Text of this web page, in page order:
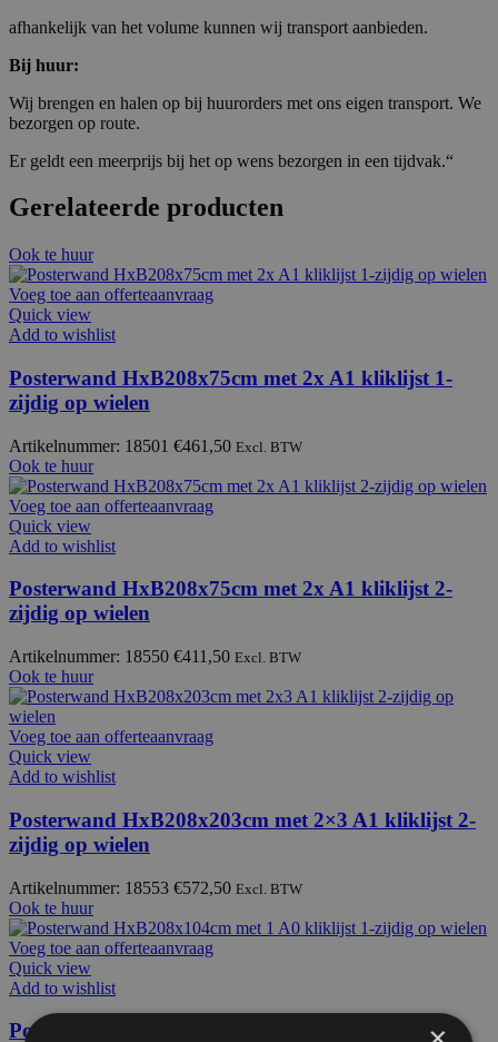
afhankelijk van het volume kunnen wij transport aanbieden.
Bij huur:
Wij brengen en halen op bij huurorders met ons eigen transport. We
bezorgen op route.
Er geldt een meerprijs bij het op wens bezorgen in een tijdvak.“
Gerelateerde producten
Ook te huur
Voeg toe aan offerteaanvraag
Quick view
Add to wishlist
Posterwand HxB208x75cm met 2x A1 kliklijst 1-
zijdig op wielen
Artikelnummer: 18501 €461,50 Excl. BTW
Ook te huur
Voeg toe aan offerteaanvraag
Quick view
Add to wishlist
Posterwand HxB208x75cm met 2x A1 kliklijst 2-
zijdig op wielen
Artikelnummer: 18550 €411,50 Excl. BTW
Ook te huur
Voeg toe aan offerteaanvraag
Quick view
Add to wishlist
Posterwand HxB208x203cm met 2×3 A1 kliklijst 2-
zijdig op wielen
Artikelnummer: 18553 €572,50 Excl. BTW
Ook te huur
Voeg toe aan offerteaanvraag
Quick view
Add to wishlist
Posterwand HxB208x104cm met 1 A0 kliklijst 1-